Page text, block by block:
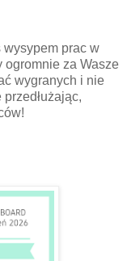
wysypem prac w
za Wasze
wygranych i nie